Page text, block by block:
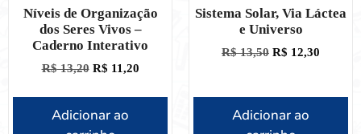
Níveis de Organização
dos Seres Vivos –
Caderno Interativo
R$13,20 R$ 11,20
Adicionar ao
Sistema Solar, Via Láctea
e Universo
R$13,50 R$ 12,30
Adicionar ao